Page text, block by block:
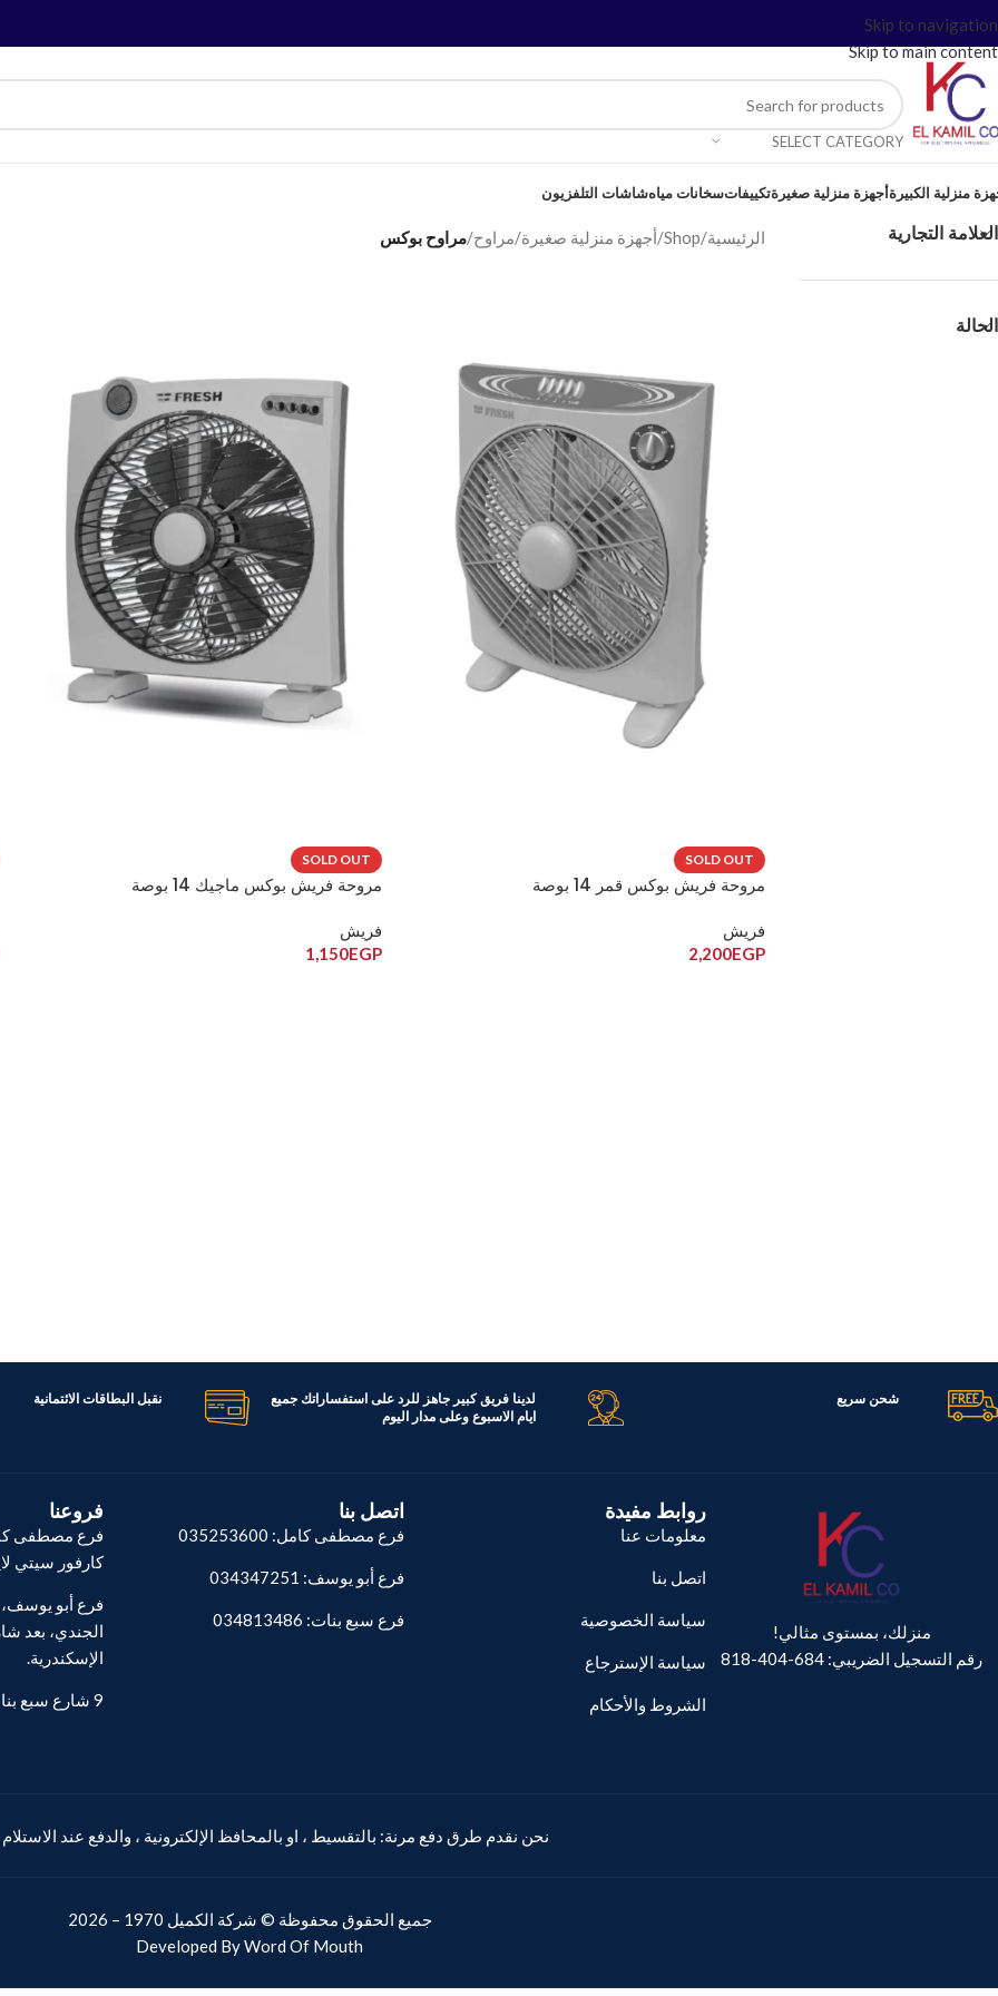
Skip to navigation
Skip to main content
SELECT CATEGORY
منزلية الكبيرةأجهزة منزلية صغيرةتكييفاتسخانات مياهشاشات التلفزيون
العلامة التجارية
الحالة
الرئيسية/
Shop
/أجهزة منزلية صغيرة/مراوح/مراوح بوكس
SOLD OUT
مروحة فريش بوكس قمر 14 بوصة
فريش
2,200EGP
SOLD OUT
مروحة فريش بوكس ماجيك 14 بوصة
فريش
1,150EGP
شحن سريع
لدينا فريق كبير جاهز للرد على استفساراتك جميع
ايام الاسبوع وعلى مدار اليوم
نقبل البطاقات الائتمانية
منزلك، بمستوى مثالي!
رقم التسجيل الضريبي: 684-404-818
روابط مفيدة
معلومات عنا
اتصل بنا
سياسة الخصوصية
سياسة الإسترجاع
الشروط والأحكام
اتصل بنا
فرع مصطفى كامل: 035253600
فرع أبو يوسف: 034347251
فرع سبع بنات: 034813486
فروعنا
فرع مصطفى
كارفور سيتي
الجندي، بعد
الإسكندرية.
9 شارع سبع بنات - المنشية.
نحن نقدم طرق دفع مرنة: بالتقسيط ، او بالمحافظ الإلكترونية ، والدفع عند
جميع الحقوق محفوظة © شركة الكميل
Developed ByWord Of Mouth